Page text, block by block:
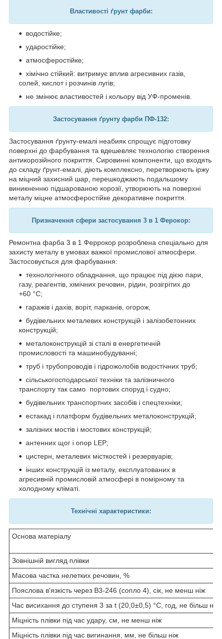
Властивості ґрунт фарби:
водостійке;
ударостійке;
атмосферостійке;
хімічно стійкий: витримує вплив агресивних газів,
солей, кислот і розчинів лугів;
не змінює властивостей і кольору від УФ-променів.
Застосування ґрунту фарби ПФ-132:
Застосування ґрунту-емалі неабияк спрощує підготовку
поверхні до фарбування та вдешевляє технологію створення
антикорозійного покриття. Сировинні компоненти, що входять
до складу ґрунт-емалі, діють комплексно, перетворюють іржу
на міцний захисний шар, перешкоджають подальшому
виникненню підшарованою корозії, утворюють на поверхні
металу міцне атмосферостійке декоративне покриття.
Призначення сфери застосування 3 в 1 Ферокор:
Ремонтна фарба 3 в 1 Феррокор розроблена спеціально для
захисту металу в умовах важкої промислової атмосфери.
Застосовується для фарбування:
технологічного обладнання, що працює під дією пари,
газу, реагентів, хімічних речовин, рідин, розігрітих до
+60 °C;
гаражів і дахів, воріт, парканів, огорож,
будівельних металевих конструкцій і залізобетонних
конструкцій;
металоконструкцій зі сталі в енергетичній
промисловості та машинобудуванні;
труб і трубопроводів і гідрожолобів водостічних труб;
сільськогосподарської техніки та залізничного
транспорту так само портових споруд і судно;
будівельних транспортних засобів і спецтехніки;
естакад і платформ будівельних металоконструкцій;
залізних мостів і мостових конструкцій;
антенних щог і опор LEP;
цистерн, металевих місткостей і резервуарів;
інших конструкцій із металу, експлуатованих в
агресивній промисловій атмосфері в помірному та
холодному кліматі.
Технічні характеристики:
Основа матеріалу
Зовнішній вигляд плівки
Масова частка нелетких речовин, %
Пояслова в'язкість через В3-246 (сопло 4), сік, не менш ніж
Час висихання до ступеня 3 за t (20,0±0,5) °C, год, не більш ніж
Міцність плівки під час удару, см, не менш ніж
Міцність плівки під час вигинання, мм, не більш ніж